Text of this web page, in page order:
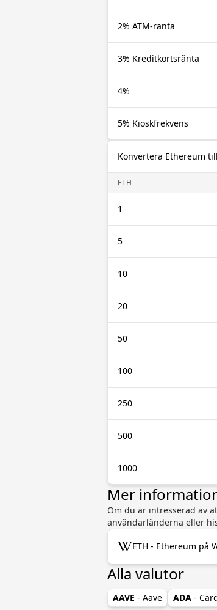
2% ATM-ränta
3% Kreditkortsränta
4%
5% Kioskfrekvens
Konvertera Ethereum
ETH
1
5
10
20
50
100
250
500
1000
Mer
Om du är intresserad av
användarländerna eller
ETH - Ethereum på
Alla valutor
AAVE - Aave ADA -